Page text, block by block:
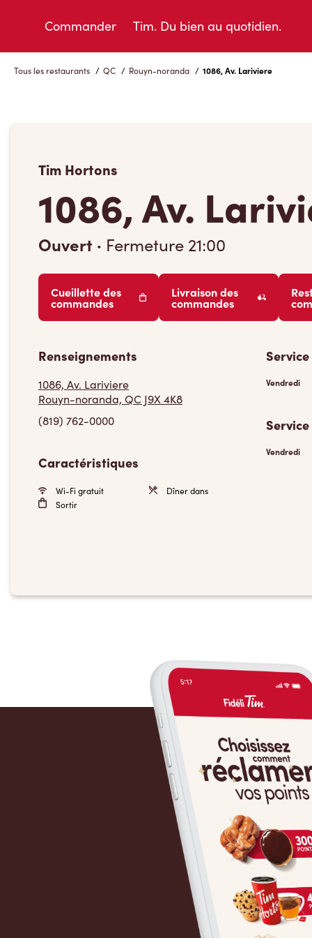
Commander Tim. Du bien au quotidien.
Tous les restaurants / QC / Rouyn-noranda / 1086, Av. Lariviere
Tim Hortons
1086, Av.
Ouvert · Fermeture 21:00
Cueillette des
commandes
Livraison des
commandes
Renseignements
1086, Av. Lariviere
Rouyn-noranda, QC J9X 4K8
(819) 762-0000
Caractéristiques
Wi-Fi gratuit
Dîner dans
Sortir
Vendredi
Vendredi